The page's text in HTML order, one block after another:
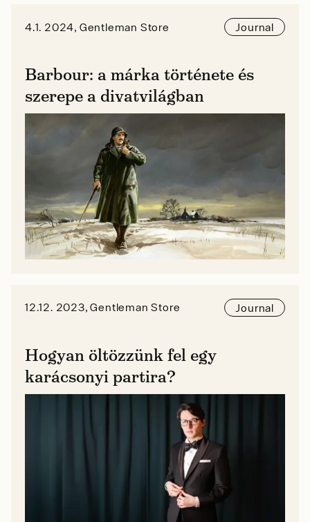
4.1. 2024, Gentleman Store Journal
Barbour: a márka története és
szerepe a divatvilágban
12.12. 2023, Gentleman Store Journal
Hogyan öltözzünk fel egy
karácsonyi partira?